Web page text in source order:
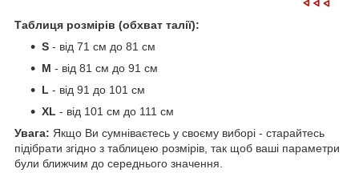
Таблиця розмірів (обхват талії):
S - від 71 см до 81 см
M - від 81 см до 91 см
L - від 91 до 101 см
XL - від 101 см до 111 см
Увага: Якщо Ви сумніваєтесь у своєму виборі - старайтесь
підібрати згідно з таблицею розмірів, так щоб ваші параметри
були ближчим до середнього значення.